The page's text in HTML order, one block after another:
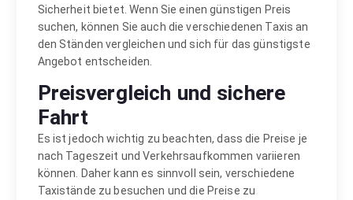
Sicherheit bietet. Wenn Sie einen günstigen Preis
suchen, können Sie auch die verschiedenen Taxis an
den Ständen vergleichen und sich für das günstigste
Angebot entscheiden.
Preisvergleich und sichere
Fahrt
Es ist jedoch wichtig zu beachten, dass die Preise je
nach Tageszeit und Verkehrsaufkommen variieren
können. Daher kann es sinnvoll sein, verschiedene
Taxistände zu besuchen und die Preise zu